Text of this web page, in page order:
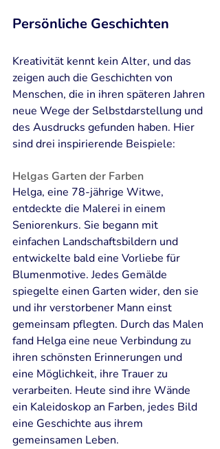
Persönliche Geschichten
Kreativität kennt kein Alter, und das
zeigen auch die Geschichten von
Menschen, die in ihren späteren Jahren
neue Wege der Selbstdarstellung und
des Ausdrucks gefunden haben. Hier
sind drei inspirierende Beispiele:
Helgas Garten der Farben
Helga, eine 78-jährige Witwe,
entdeckte die Malerei in einem
Seniorenkurs. Sie begann mit
einfachen Landschaftsbildern und
entwickelte bald eine Vorliebe für
Blumenmotive. Jedes Gemälde
spiegelte einen Garten wider, den sie
und ihr verstorbener Mann einst
gemeinsam pflegten. Durch das Malen
fand Helga eine neue Verbindung zu
ihren schönsten Erinnerungen und
eine Möglichkeit, ihre Trauer zu
verarbeiten. Heute sind ihre Wände
ein Kaleidoskop an Farben, jedes Bild
eine Geschichte aus ihrem
gemeinsamen Leben.